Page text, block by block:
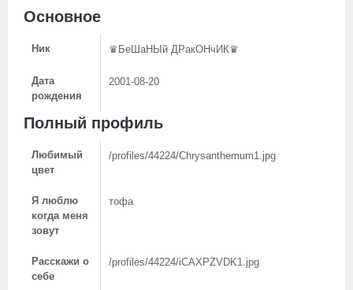
Основное
Ник ♛БеШаНЫй ДРакОНчИК♛
Дата
рождения
2001-08-20
Полный профиль
Любимый
цвет
/profiles/44224/Chrysanthemum1.jpg
Я люблю
когда меня
зовут
тофа
Расскажи о
себе
/profiles/44224/iCAXPZVDK1.jpg